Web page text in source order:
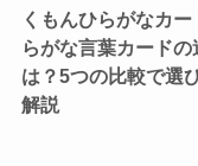
くもんひらがなカー
らがな言葉カードの
は？5つの比較で選
解説